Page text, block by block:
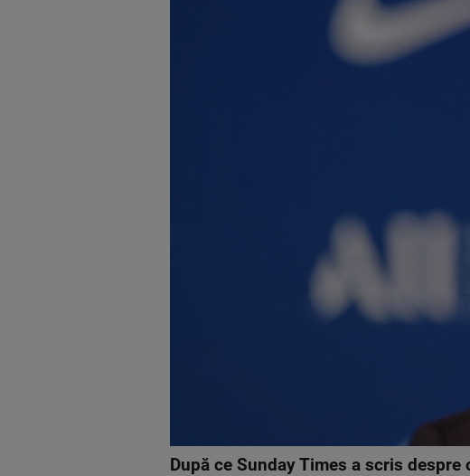
După ce Sunday Times a scris